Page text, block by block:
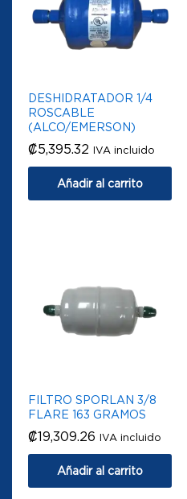
DESHIDRATADOR 1/4
ROSCABLE
(ALCO/EMERSON)
₡5,395.32 IVA incluido
Añadir al carrito
FILTRO SPORLAN 3/8
FLARE 163 GRAMOS
₡19,309.26 IVA incluido
Añadir al carrito